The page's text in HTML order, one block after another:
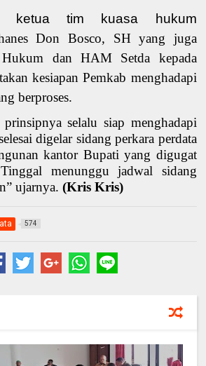
ketua tim kuasa hukum
Don Bosco, SH yang juga
dan HAM Setda kepada
kesiapan Pemkab menghadapi
berproses.
prinsipnya selalu siap menghadapi
digelar sidang perkara perdata
kantor Bupati yang digugat
menunggu jadwal sidang
ujarnya.(Kris Kris)
574